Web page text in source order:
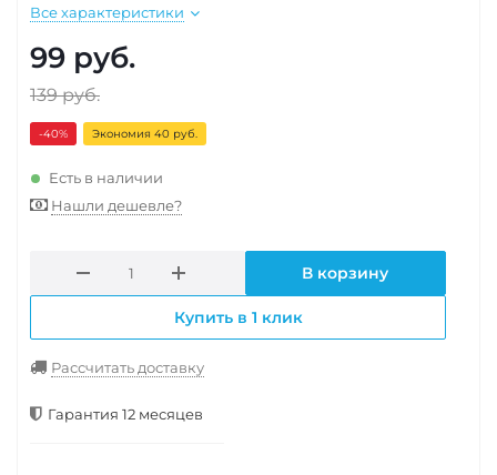
Все характеристики
99 руб.
139руб.
-40% Экономия 40 руб.
Есть в наличии
Нашли дешевле?
В корзину
Купить в 1 клик
Рассчитать доставку
Гарантия 12 месяцев